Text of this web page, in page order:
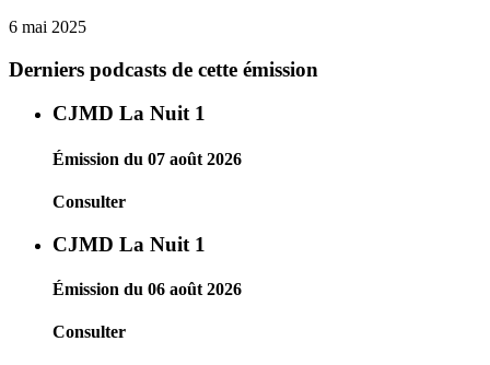
6 mai 2025
Derniers podcasts de cette émission
CJMD La Nuit 1
Émission du 07 août 2026
Consulter
CJMD La Nuit 1
Émission du 06 août 2026
Consulter